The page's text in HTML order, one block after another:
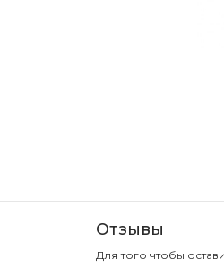
Отзывы
Для того чтобы